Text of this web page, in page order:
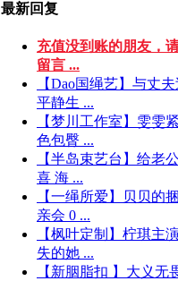
最新回复
充值没到账的朋友，
留言 ...
【Dao国绳艺】与丈
平静生 ...
【梦川工作室】雯雯
色包臀 ...
【半岛束艺台】给老
喜 海 ...
【一绳所爱】贝贝的
亲会 0 ...
【枫叶定制】柠琪主
失的她 ...
【新胭脂扣 】大义无